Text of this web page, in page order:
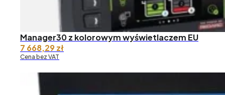
Manager30 z kolorowym wyświetlaczem EU
7 668,29zł
Cena bez VAT